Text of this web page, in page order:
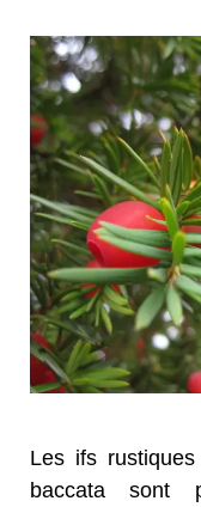
Les ifs
baccata sont